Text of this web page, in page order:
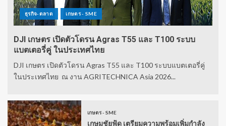
ธุรกิจ-ตลาด เกษตร - SME
DJI เกษตร เปิดตัวโดรน Agras T55 และ T100 ระบบ
แบตเตอรี่คู่ ในประเทศไทย
DJI เกษตร เปิดตัวโดรน Agras T55 และ T100 ระบบแบตเตอรี่คู่
ในประเทศไทย ณ งาน AGRITECHNICA Asia 2026...
เกษตร - SME
เกษมชัยฟู้ด เตรียมความพร้อมเพิ่มกำลัง